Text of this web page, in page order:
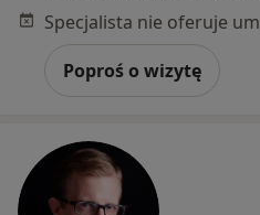
Poproś o wizytę